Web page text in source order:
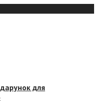
для